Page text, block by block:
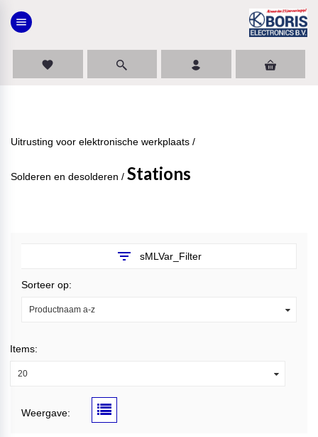
menu
favorite
Uitrusting voor elektronische werkplaats /
Solderen en desolderen / Stations
filter_list sMLVar_Filter
Sorteer op:
Productnaam a-z
Items:
20
Weergave: